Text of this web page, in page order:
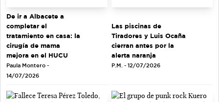
De ir a Albacete a
completar el
tratamiento en casa: la
cirugía de mama
mejora en el HUCU
Paula Montero -
14/07/2026
Las piscinas de
Tiradores y Luis Ocaña
cierran antes por la
alerta naranja
P.M. - 12/07/2026